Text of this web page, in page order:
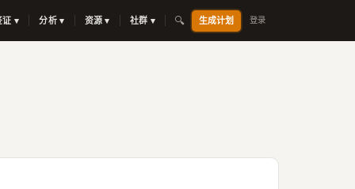
证 ▾ 分析 ▾ 资源 ▾ 社群 ▾ 🔍 生成计划 登录